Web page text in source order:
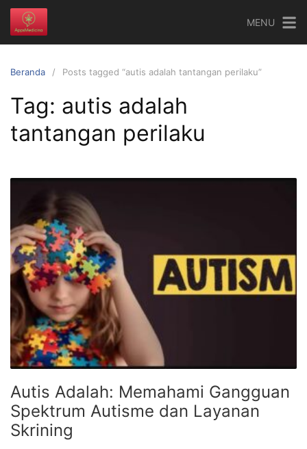
Langsung
konten
MENU
Beranda Posts tagged “autis adalah tantangan perilaku”
Tag: autis adalah
tantangan perilaku
Autis Adalah: Memahami Gangguan
Spektrum Autisme dan Layanan
Skrining